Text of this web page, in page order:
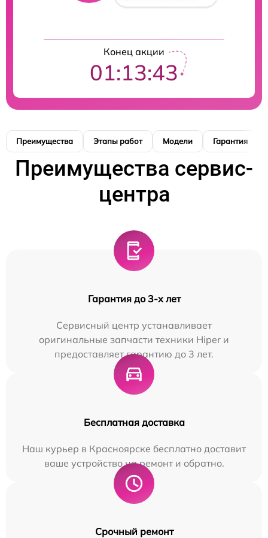
Конец акции
01:13:42
Преимущества Этапы работ Модели Гарантия
Преимущества сервис-
центра
Гарантия до 3-х лет
Сервисный центр устанавливает
оригинальные запчасти техники Hiper и
предоставляет гарантию до 3 лет.
Бесплатная доставка
Наш курьер в Красноярске бесплатно доставит
ваше устройство на ремонт и обратно.
Срочный ремонт